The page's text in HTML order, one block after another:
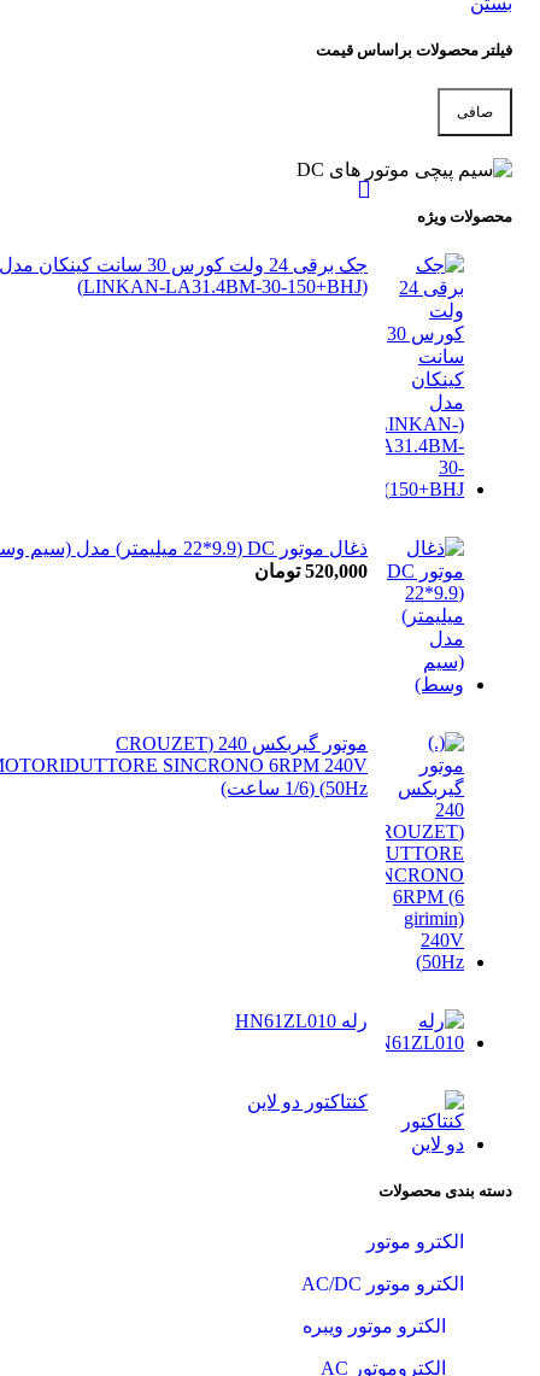
فیلتر محصولات براساس قیمت
صافی
محصولات ویژه
جک برقی 24 ولت کورس 30 سانت کینکان مدل
(LINKAN-LA31.4BM-30-150+BHJ)
ذغال موتور DC (22*9.9 میلیمتر) مدل (سیم وسط)
520,000 تومان
موتور گیربکس 240 (CROUZET
SINCRONO 6RPM 240V
50Hz) (1/6 ساعت)
رله HN61ZL010
کنتاکتور دو لاین
دسته‌ بندی محصولات
الکترو موتور
الکترو موتور AC/DC
الکترو موتور ویبره
الکتروموتور AC